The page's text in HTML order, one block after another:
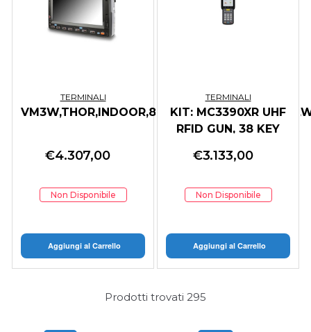
TERMINALI
VM3W,THOR,INDOOR,8G/128,BT,WLAN,8G/
10
€4.307,00
Non Disponibile
Aggiungi al Carrello
TERMINALI
KIT: MC3390XR UHF
RFID GUN, 38 KEY
€3.133,00
Non Disponibile
Aggiungi al Carrello
Prodotti trovati 295